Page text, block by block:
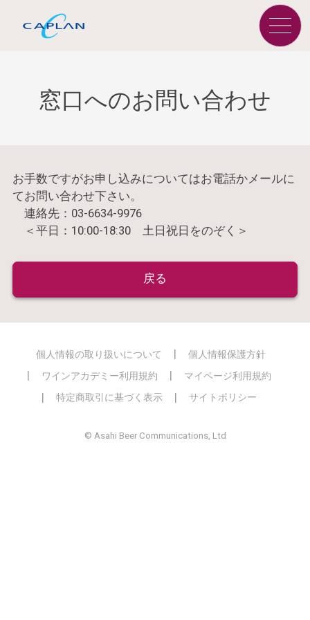
窓口へのお問い合わせ
お手数ですがお申し込みについてはお電話かメールに
てお問い合わせ下さい。
連絡先：03-6634-9976
＜平日：10:00-18:30 土日祝日をのぞく＞
戻る
個人情報の取り扱いについて
個人情報保護方針
ワインアカデミー利用規約
マイページ利用規約
特定商取引に基づく表示
サイトポリシー
© Asahi Beer Communications, Ltd